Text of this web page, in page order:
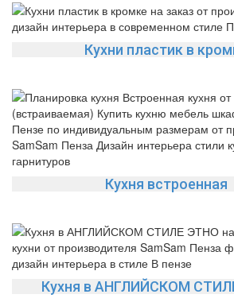
Кухни пластик в
Кухня встроенная
Кухня в АНГЛИЙСКОМ